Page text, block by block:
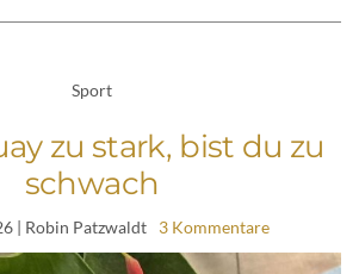
Sport
zu stark, bist du zu
schwach
| Robin Patzwaldt 3 Kommentare